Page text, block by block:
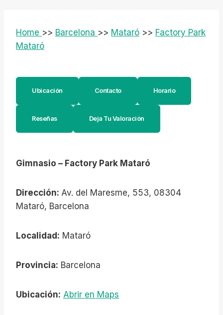
Home >> Barcelona >> Mataró >> Factory Park
Mataró
Ubicación Contacto Horario
Reseñas Deja Tu Valoración
Gimnasio – Factory Park Mataró
Dirección: Av. del Maresme, 553, 08304
Mataró, Barcelona
Localidad: Mataró
Provincia: Barcelona
Ubicación: Abrir en Maps